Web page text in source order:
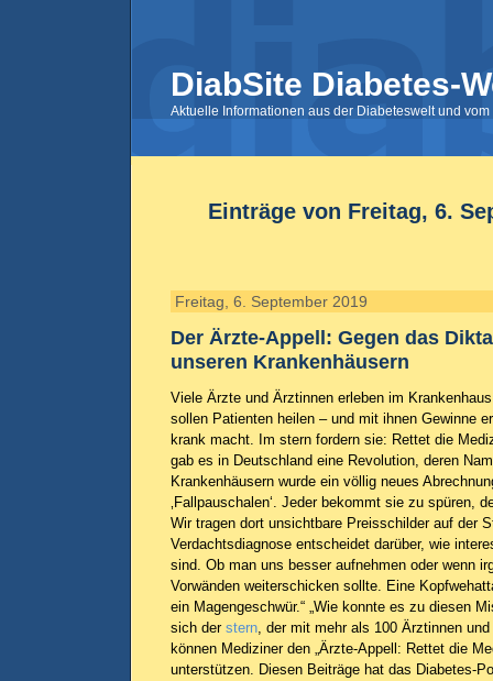
DiabSite Diabetes-
Aktuelle Informationen aus der Diabeteswelt und
Einträge von Freitag, 6.
Freitag, 6. September 2019
Der Ärzte-Appell: Gegen das
unseren Krankenhäusern
Viele Ärzte und Ärztinnen erleben im
sollen Patienten heilen – und mit ihnen Gewinne
krank macht. Im stern fordern sie: Rettet die
gab es in Deutschland eine Revolution, deren
Krankenhäusern wurde ein völlig neues
‚Fallpauschalen‘. Jeder bekommt sie zu spüren,
Wir tragen dort unsichtbare Preisschilder auf der
Verdachtsdiagnose entscheidet darüber, wie
sind. Ob man uns besser aufnehmen oder wenn
Vorwänden weiterschicken sollte. Eine
ein Magengeschwür.“ „Wie konnte es zu diesen
sich der stern, der mit mehr als 100 Ärztinnen
können Mediziner den „Ärzte-Appell: Rettet die
unterstützen. Diesen Beiträge hat das Diabetes-